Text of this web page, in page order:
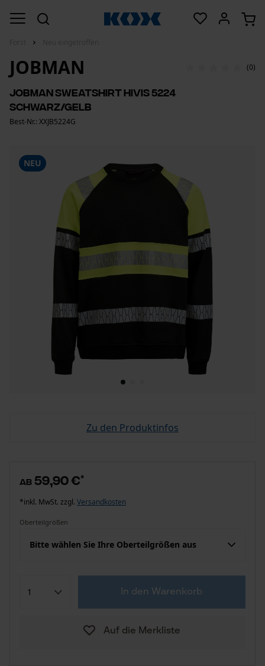
NEU
JOBMAN (0)
Jobman Sweatshirt HiVis 5224
Schwarz/Gelb
Best-Nr.: XXJB5224G
Zu den Produktinfos
ab 59,90 €*
*inkl. MwSt. zzgl. Versandkosten
Oberteilgrößen
Bitte wählen Sie Ihre Oberteilgrößen aus
In den Warenkorb
Auf die Merkliste